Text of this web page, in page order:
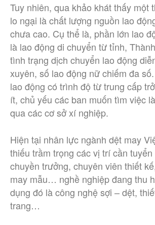
Tuy nhiên, qua khảo khát thấy một
lo ngại là chất lượng nguồn lao
chưa cao. Cụ thể là, phần lớn lao
là lao động di chuyển từ tỉnh,
tình trạng dịch chuyển lao động
xuyên, số lao động nữ chiếm đa
lao động có trình độ từ trung cấp
ít, chủ yếu các ban muốn tìm việc
qua các cơ sở xí nghiệp.
Hiện tại nhân lực ngành dệt may
thiếu trầm trọng các vị trí cần
chuyền trưởng, chuyên viên thiết
may mẫu… nghề nghiệp đang thu
dụng đó là công nghệ sợi – dệt,
trang…